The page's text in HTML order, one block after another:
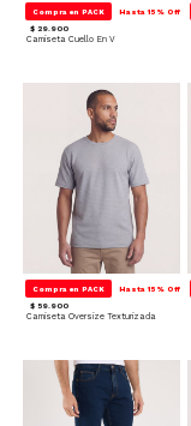
Compra en PACK Hasta 15% Off
$ 29.900
Camiseta Cuello En V
Compra en PACK Hasta 15% Off
$ 59.900
Camiseta Oversize Texturizada